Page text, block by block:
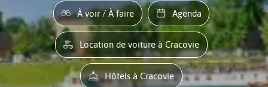
À voir / À faire Agenda
Location de voiture à Cracovie
Hôtels à Cracovie